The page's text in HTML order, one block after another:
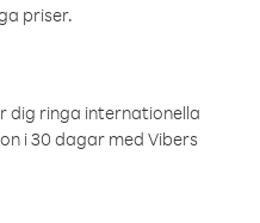
priser.
dig ringa internationella
i 30 dagar med Vibers